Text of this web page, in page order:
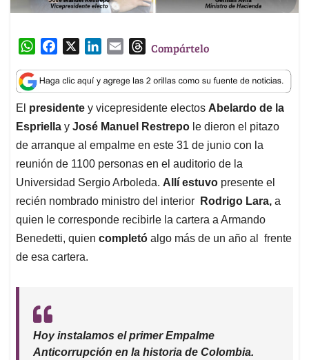
W
a
t
s
A
p
p
c
e
b
o
o
k
n
k
e
d
I
n
a
i
l
T
r
e
a
d
s
Compártelo
El presidente y vicepresidente electos Abelardo de la
Espriella y José Manuel Restrepo le dieron el pitazo
de arranque al empalme en este 31 de junio con la
reunión de 1100 personas en el auditorio de la
Universidad Sergio Arboleda. Allí estuvo presente el
recién nombrado ministro del interior
Rodrigo Lara, a
quien le corresponde recibirle la cartera a Armando
Benedetti, quien completó algo más de un año al frente
de esa cartera.
Hoy instalamos el primer Empalme
Anticorrupción en la historia de Colombia.